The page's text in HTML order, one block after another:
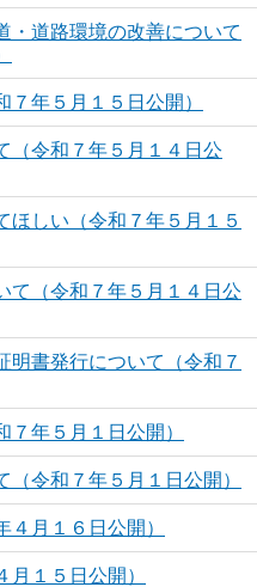
・道路環境の改善について
年５月１５日公開）
（令和７年５月１４日公
ほしい（令和７年５月１５
て（令和７年５月１４日公
明書発行について（令和７
年５月１日公開）
令和７年５月１日公開）
月１６日公開）
１５日公開）